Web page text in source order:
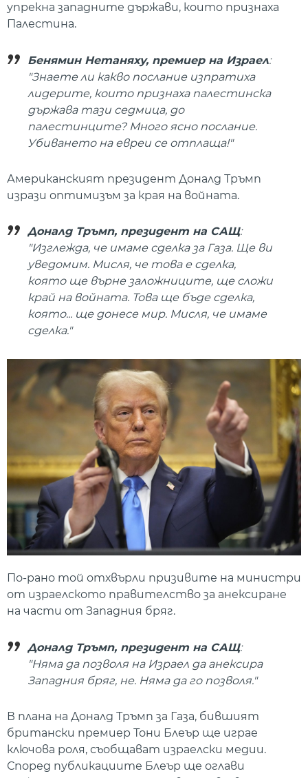
упрекна западните държави, които признаха
Палестина.
Бенямин Нетаняху, премиер на Израел:
"Знаете ли какво послание изпратиха
лидерите, които признаха палестинска
държава тази седмица, до
палестинците? Много ясно послание.
Убиването на евреи се отплаща!"
Американският президент Доналд Тръмп
изрази оптимизъм за края на войната.
Доналд Тръмп, президент на САЩ:
"Изглежда, че имаме сделка за Газа. Ще ви
уведомим. Мисля, че това е сделка,
която ще върне заложниците, ще сложи
край на войната. Това ще бъде сделка,
която... ще донесе мир. Мисля, че имаме
сделка."
По-рано той отхвърли призивите на министри
от израелското правителство за анексиране
на части от Западния бряг.
Доналд Тръмп, президент на САЩ:
"Няма да позволя на Израел да анексира
Западния бряг, не. Няма да го позволя."
В плана на Доналд Тръмп за Газа, бившият
британски премиер Тони Блеър ще играе
ключова роля, съобщават израелски медии.
Според публикациите Блеър ще оглави